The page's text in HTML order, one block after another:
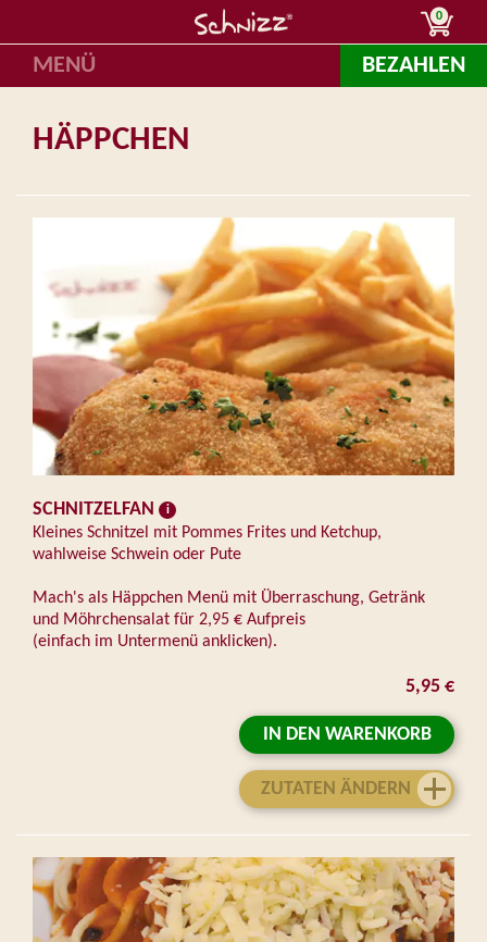
0
MENÜ BEZAHLEN
HÄPPCHEN
SCHNITZELFAN
Kleines Schnitzel mit Pommes Frites und Ketchup,
wahlweise Schwein oder Pute
Mach's als Häppchen Menü mit Überraschung, Getränk
und Möhrchensalat für 2,95 € Aufpreis
(einfach im Untermenü anklicken).
5,95 €
IN DEN WARENKORB
ZUTATEN ÄNDERN